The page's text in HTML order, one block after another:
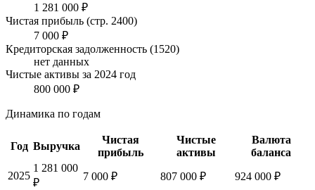
1 281 000 ₽
Чистая прибыль (стр. 2400)
7 000 ₽
Кредиторская задолженность (1520)
нет данных
Чистые активы за 2024 год
800 000 ₽
Динамика по годам
Год Выручка
Чистая
прибыль
Чистые
активы
Валюта
баланса
2025
1 281 000
₽
7 000 ₽ 807 000 ₽ 924 000 ₽